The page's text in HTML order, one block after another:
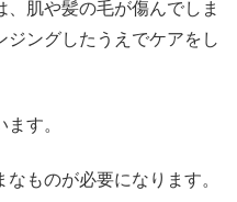
肌や髪の毛が傷んでしま
ジングしたうえでケアをし
す。
ものが必要になります。